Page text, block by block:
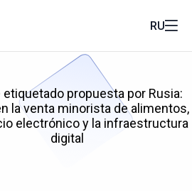
RU
etiquetado propuesta por Rusia:
la venta minorista de alimentos,
electrónico y la infraestructura
digital